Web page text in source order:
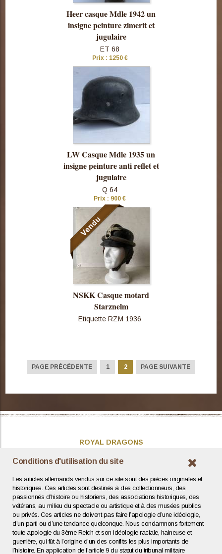
Conditions d'utilisation du site
Les articles allemands vendus sur ce site sont des pièces originales et
historiques. Ces articles sont destinés à des collectionneurs, des
passionnés d’histoire ou historiens, des associations historiques, des
vétérans, au milieu du spectacle ou artistique et à des musées publics
ou privés. Ces articles ne doivent pas faire l’apologie d’une idéologie,
d’un parti ou d’une tendance quelconque. Nous condamnons fortement
toute apologie du 3ème Reich et son idéologie raciale, haineuse et
guerrière, qui fût à l’origine d’un des conflits les plus importants de
l’histoire. En application de l’article 9 du statut du tribunal militaire
Consulter
cette pièce
Heer casque Mdle 1942 un
insigne peinture zimerit et
jugulaire
ET 68
Prix : 1250 €
Consulter
cette pièce
LW Casque Mdle 1935 un
insigne peinture anti reflet et
jugulaire
Q 64
Prix : 900 €
NSKK Casque motard
Starznelm
Etiquette RZM 1936
PAGE PRÉCÉDENTE 1 2 PAGE SUIVANTE
ROYAL DRAGONS
Présentation
Contact / Coordonnées
INFOS UTILES
Expertise / Estimation
Conditions générales
Mentions légales